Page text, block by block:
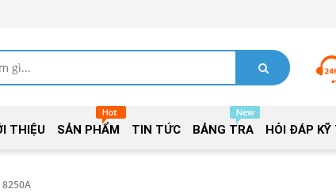
THIỆU SẢN PHẨM TIN TỨC BẢNG TRA HỎI ĐÁP KỸ
8250A